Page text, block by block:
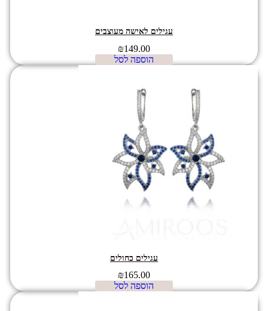
עגילים לאישה מעוצבים
₪149.00
הוספה לסל
עגילים כחולים
₪165.00
הוספה לסל